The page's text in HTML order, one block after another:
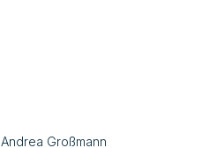
Andrea Großmann